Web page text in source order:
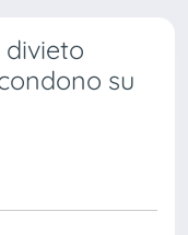
divieto
su